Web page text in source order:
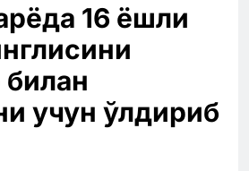
16 ёшли
билан
учун ўлдириб